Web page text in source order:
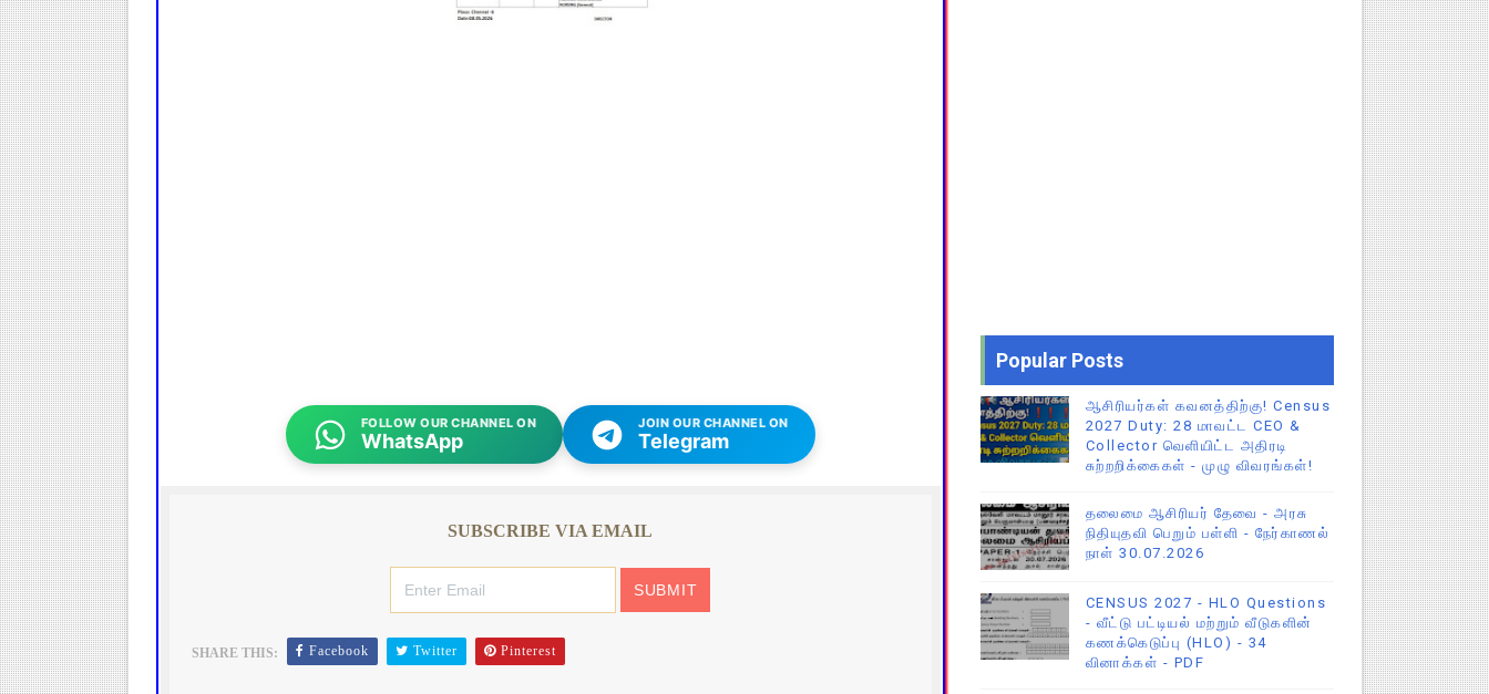
FOLLOW OUR CHANNEL ON
WhatsApp
JOIN OUR CHANNEL ON
Telegram
SUBSCRIBE VIA EMAIL
SHARE THIS: Facebook Twitter Pinterest
Popular Posts
ஆசிரியர்கள் கவனத்திற்கு! Census
2027 Duty: 28 மாவட்ட CEO &
Collector வெளியிட்ட அதிரடி
சுற்றறிக்கைகள் - முழு விவரங்கள்!
தலைமை ஆசிரியர் தேவை - அரசு
நிதியுதவி பெறும் பள்ளி - நேர்காணல்
நாள் 30.07.2026
CENSUS 2027 - HLO Questions
- வீட்டு பட்டியல் மற்றும் வீடுகளின்
கணக்கெடுப்பு (HLO) - 34
வினாக்கள் - PDF